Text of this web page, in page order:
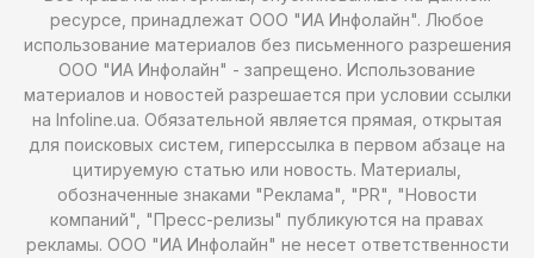
ресурсе, принадлежат ООО "ИА Инфолайн". Любое
использование материалов без письменного разрешения
ООО "ИА Инфолайн" - запрещено. Использование
материалов и новостей разрешается при условии ссылки
на Infoline.ua. Обязательной является прямая, открытая
для поисковых систем, гиперссылка в первом абзаце на
цитируемую статью или новость. Материалы,
обозначенные знаками "Реклама", "PR", "Новости
компаний", "Пресс-релизы" публикуются на правах
рекламы. ООО "ИА Инфолайн" не несет ответственности